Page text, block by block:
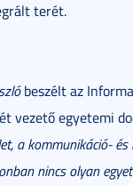
terét.
beszélt az
vezető egyetemi
a kommunikáció-
nincs olyan